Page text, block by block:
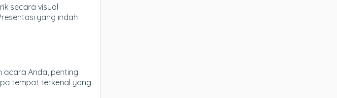
secara visual
yang indah
acara Anda, penting
tempat terkenal yang